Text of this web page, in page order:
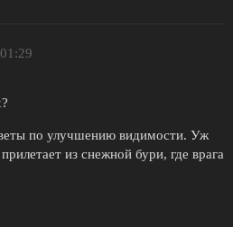
по улучшению видимости. Уж
из снежной бури, где врага